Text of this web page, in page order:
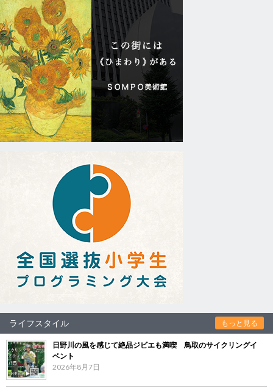
ライフスタイル もっと見る
日野川の風を感じて絶品ジビエも満喫 鳥取のサイクリングイ
ベント
2026年8月7日